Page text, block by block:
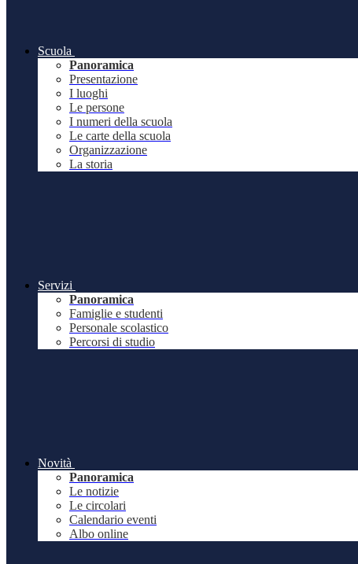
Scuola
Panoramica
Presentazione
I luoghi
Le persone
I numeri della scuola
Le carte della scuola
Organizzazione
La storia
Servizi
Panoramica
Famiglie e studenti
Personale scolastico
Percorsi di studio
Novità
Panoramica
Le notizie
Le circolari
Calendario eventi
Albo online